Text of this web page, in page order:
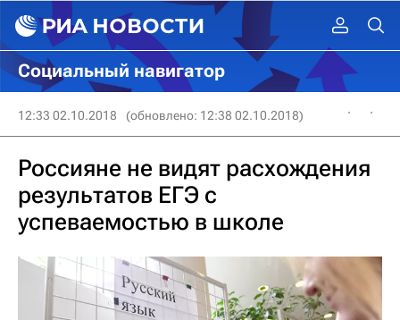
Социальный навигатор
12:33 02.10.2018 (обновлено: 12:38 02.10.2018)
Россияне не видят расхождения
результатов ЕГЭ с
успеваемостью в школе